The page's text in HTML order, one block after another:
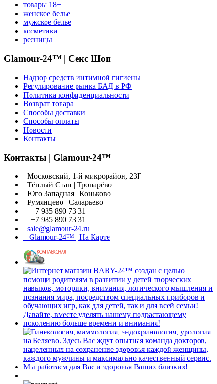
товары 18+
женское белье
мужское белье
косметика
ресницы
Glamour-24™ | Секс Шоп
Надзор средств интимной гигиены
Регулирование рынка БАД в РФ
Политика конфиденциальности
Возврат товара
Способы доставки
Способы оплаты
Новости
Контакты
Контакты | Glamour-24™
Московский, 1-й микрорайон, 23Г
Тёплый Стан | Тропарёво
Юго Западная | Коньково
Румянцево | Саларьево
+7 985 890 73 31
+7 985 890 73 31
sale@glamour-24.ru
Glamour-24™ | На Карте